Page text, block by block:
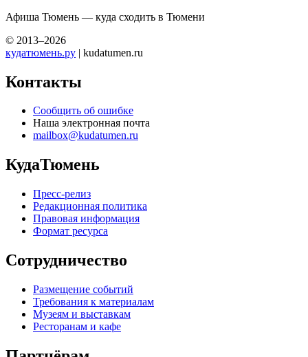
Афиша Тюмень — куда сходить в Тюмени
© 2013–2026
кудатюмень.ру | kudatumen.ru
Контакты
Сообщить об ошибке
Наша электронная почта
mailbox@kudatumen.ru
КудаТюмень
Пресс-релиз
Редакционная политика
Правовая информация
Формат ресурса
Сотрудничество
Размещение событий
Требования к материалам
Музеям и выставкам
Ресторанам и кафе